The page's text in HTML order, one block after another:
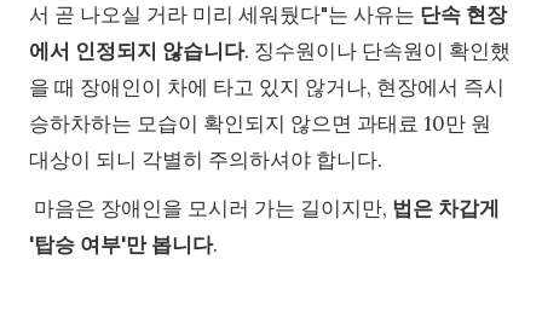
서 곧 나오실 거라 미리 세워뒀다"는 사유는 단속 현장
에서 인정되지 않습니다. 징수원이나 단속원이 확인했
을 때 장애인이 차에 타고 있지 않거나, 현장에서 즉시
승하차하는 모습이 확인되지 않으면 과태료 10만 원
대상이 되니 각별히 주의하셔야 합니다.
마음은 장애인을 모시러 가는 길이지만, 법은 차갑게
'탑승 여부'만 봅니다.